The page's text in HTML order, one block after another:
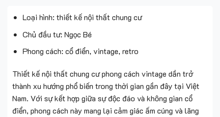
Loại hình: thiết kế nội thất chung cư
Chủ đầu tư: Ngọc Bé
Phong cách: cổ điển, vintage, retro
Thiết kế nội thất chung cư phong cách vintage dần trở
thành xu hướng phổ biến trong thời gian gần đây tại Việt
Nam. Với sự kết hợp giữa sự độc đáo và không gian cổ
điển, phong cách này mang lại cảm giác ấm cúng và lãng